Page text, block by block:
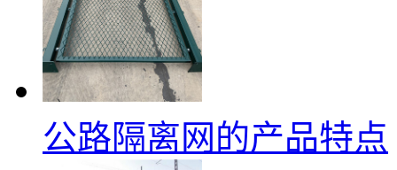
公路隔离网的产品特点